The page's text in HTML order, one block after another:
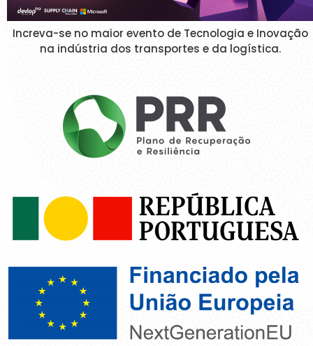
Increva-se no maior evento de Tecnologia e Inovação
na indústria dos transportes e da logística.